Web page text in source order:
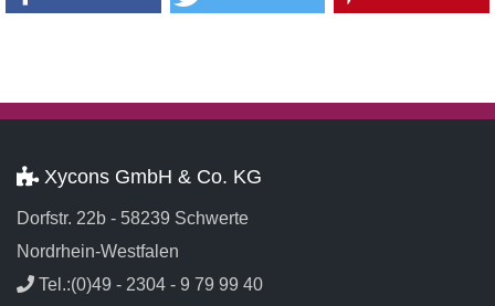
Xycons GmbH & Co. KG
Dorfstr. 22b - 58239 Schwerte
Nordrhein-Westfalen
Tel.:(0)49 - 2304 - 9 79 99 40